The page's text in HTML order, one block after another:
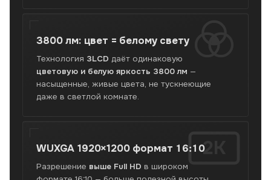
Проверено,
Новая
Почта
Украине,
3800 лм: цвет = белому свету
Технология 3LCD даёт одинаковую
цветовую и белую яркость 3800 лм —
насыщенные, живые цвета, не тускнеющие
даже в светлой комнате.
2K
WUXGA 1920×1200 формат 16:10
Разрешение выше Full HD в широком